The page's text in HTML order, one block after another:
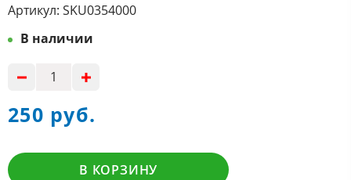
Артикул: SKU0354000
В наличии
250 руб.
В КОРЗИНУ